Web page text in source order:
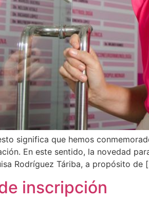
significa que hemos
En este sentido, la novedad
Rodríguez Táriba, a propósito de
inscripción